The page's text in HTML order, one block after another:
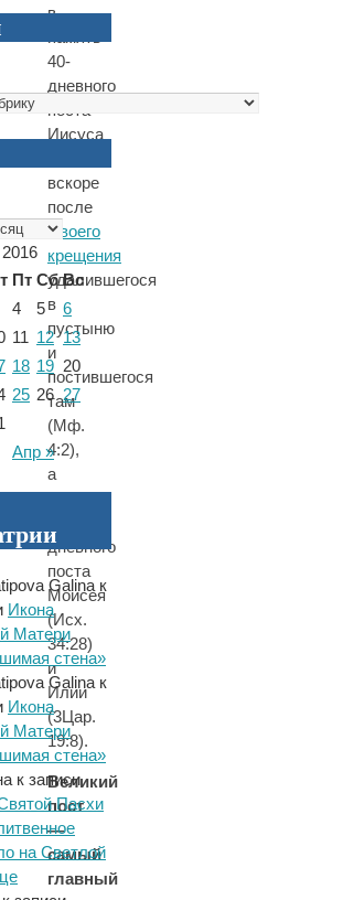
в
40-
дневного
поста
Иисуса
вскоре
после
Своего
крещения
удалившегося
в
пустыню
и
постившегося
там
(Мф.
4:2),
а
также
дневного
поста
Моисея
(Исх.
34:28)
и
Илии
(3Цар.
19:8).
Великий
пост
—
самый
главный
Пт Сб Вс
Апр »
4 5
6
11 12 13
18 19 20
25 26 27
Galina к
Икона
Матери
стена»
Galina к
Икона
Матери
стена»
к записи
Пасхи
на Светлой